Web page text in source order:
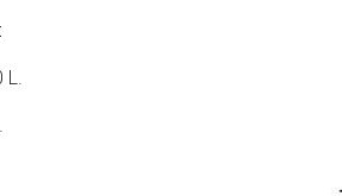
L.